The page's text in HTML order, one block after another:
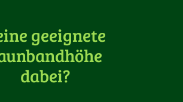
geeignete
dabei?